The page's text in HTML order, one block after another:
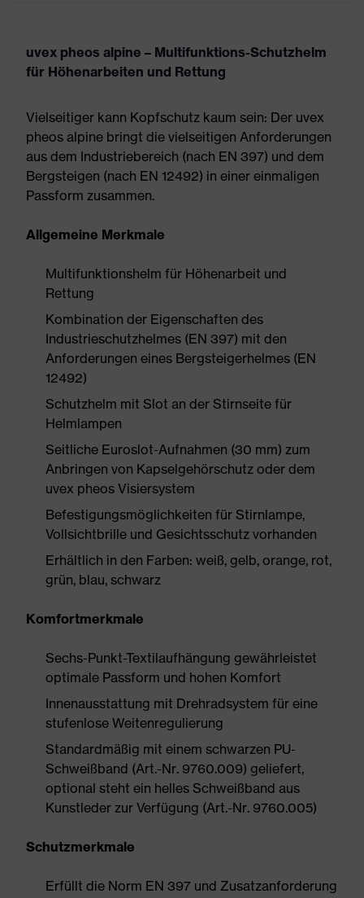
uvex pheos alpine – Multifunktions-Schutzhelm
für Höhenarbeiten und Rettung
Vielseitiger kann Kopfschutz kaum sein: Der uvex
pheos alpine bringt die vielseitigen Anforderungen
aus dem Industriebereich (nach EN 397) und dem
Bergsteigen (nach EN 12492) in einer einmaligen
Passform zusammen.
Allgemeine Merkmale
Multifunktionshelm für Höhenarbeit und
Rettung
Kombination der Eigenschaften des
Industrieschutzhelmes (EN 397) mit den
Anforderungen eines Bergsteigerhelmes (EN
12492)
Schutzhelm mit Slot an der Stirnseite für
Helmlampen
Seitliche Euroslot-Aufnahmen (30 mm) zum
Anbringen von Kapselgehörschutz oder dem
uvex pheos Visiersystem
Befestigungsmöglichkeiten für Stirnlampe,
Vollsichtbrille und Gesichtsschutz vorhanden
Erhältlich in den Farben: weiß, gelb, orange, rot,
grün, blau, schwarz
Komfortmerkmale
Sechs-Punkt-Textilaufhängung gewährleistet
optimale Passform und hohen Komfort
Innenausstattung mit Drehradsystem für eine
stufenlose Weitenregulierung
Standardmäßig mit einem schwarzen PU-
Schweißband (Art.-Nr. 9760.009) geliefert,
optional steht ein helles Schweißband aus
Kunstleder zur Verfügung (Art.-Nr. 9760.005)
Schutzmerkmale
Erfüllt die Norm EN 397 und Zusatzanforderung